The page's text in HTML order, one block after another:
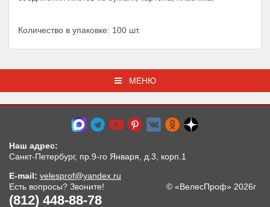
Количество в упаковке: 100 шт.
МЕНЮ
Наш адрес:
Санкт-Петербург, пр.9-го Января, д.3, корп.1
E-mail: velesprof@yandex.ru
Есть вопросы? Звоните!
(812) 448-88-78
© «ВелесПроф» 2026г